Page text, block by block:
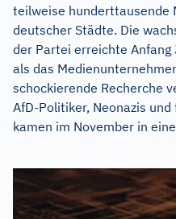
teilweise hunderttausende
deutscher Städte. Die
der Partei erreichte
als das
schockierende Recherche
AfD-Politiker, Neonazis
kamen im November in